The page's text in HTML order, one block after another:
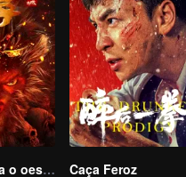
Jornada para o oeste: Helltown do Céu
Caça Feroz